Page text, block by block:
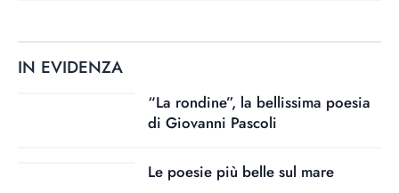
IN EVIDENZA
“La rondine”, la bellissima poesia
di Giovanni Pascoli
Le poesie più belle sul mare